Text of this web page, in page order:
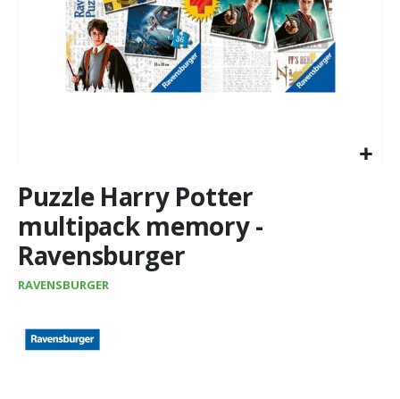
all'inizio
della
galleria
di
immagini
Puzzle Harry Potter
multipack memory -
Ravensburger
RAVENSBURGER